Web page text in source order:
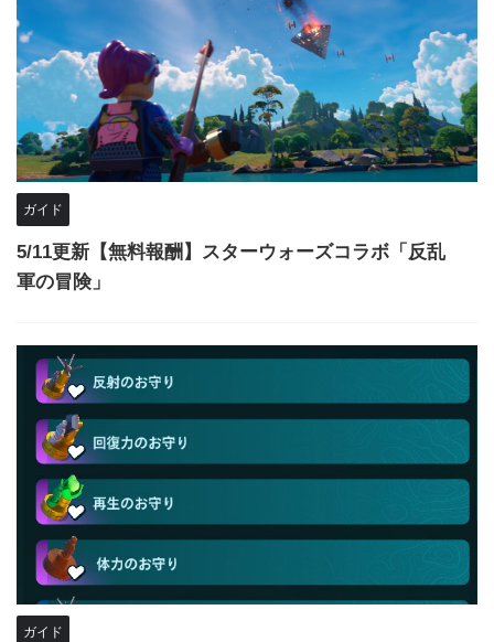
ガイド
5/11更新【無料報酬】スターウォーズコラボ「反乱
軍の冒険」
ガイド